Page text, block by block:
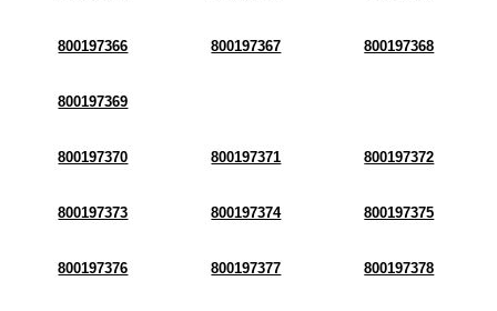
800197366 800197367 800197368
800197369
800197370 800197371 800197372
800197373 800197374 800197375
800197376 800197377 800197378